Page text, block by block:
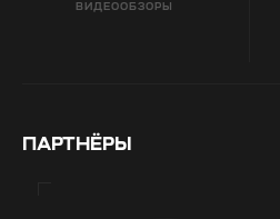
ВИДЕООБЗОРЫ
ПАРТНЁРЫ